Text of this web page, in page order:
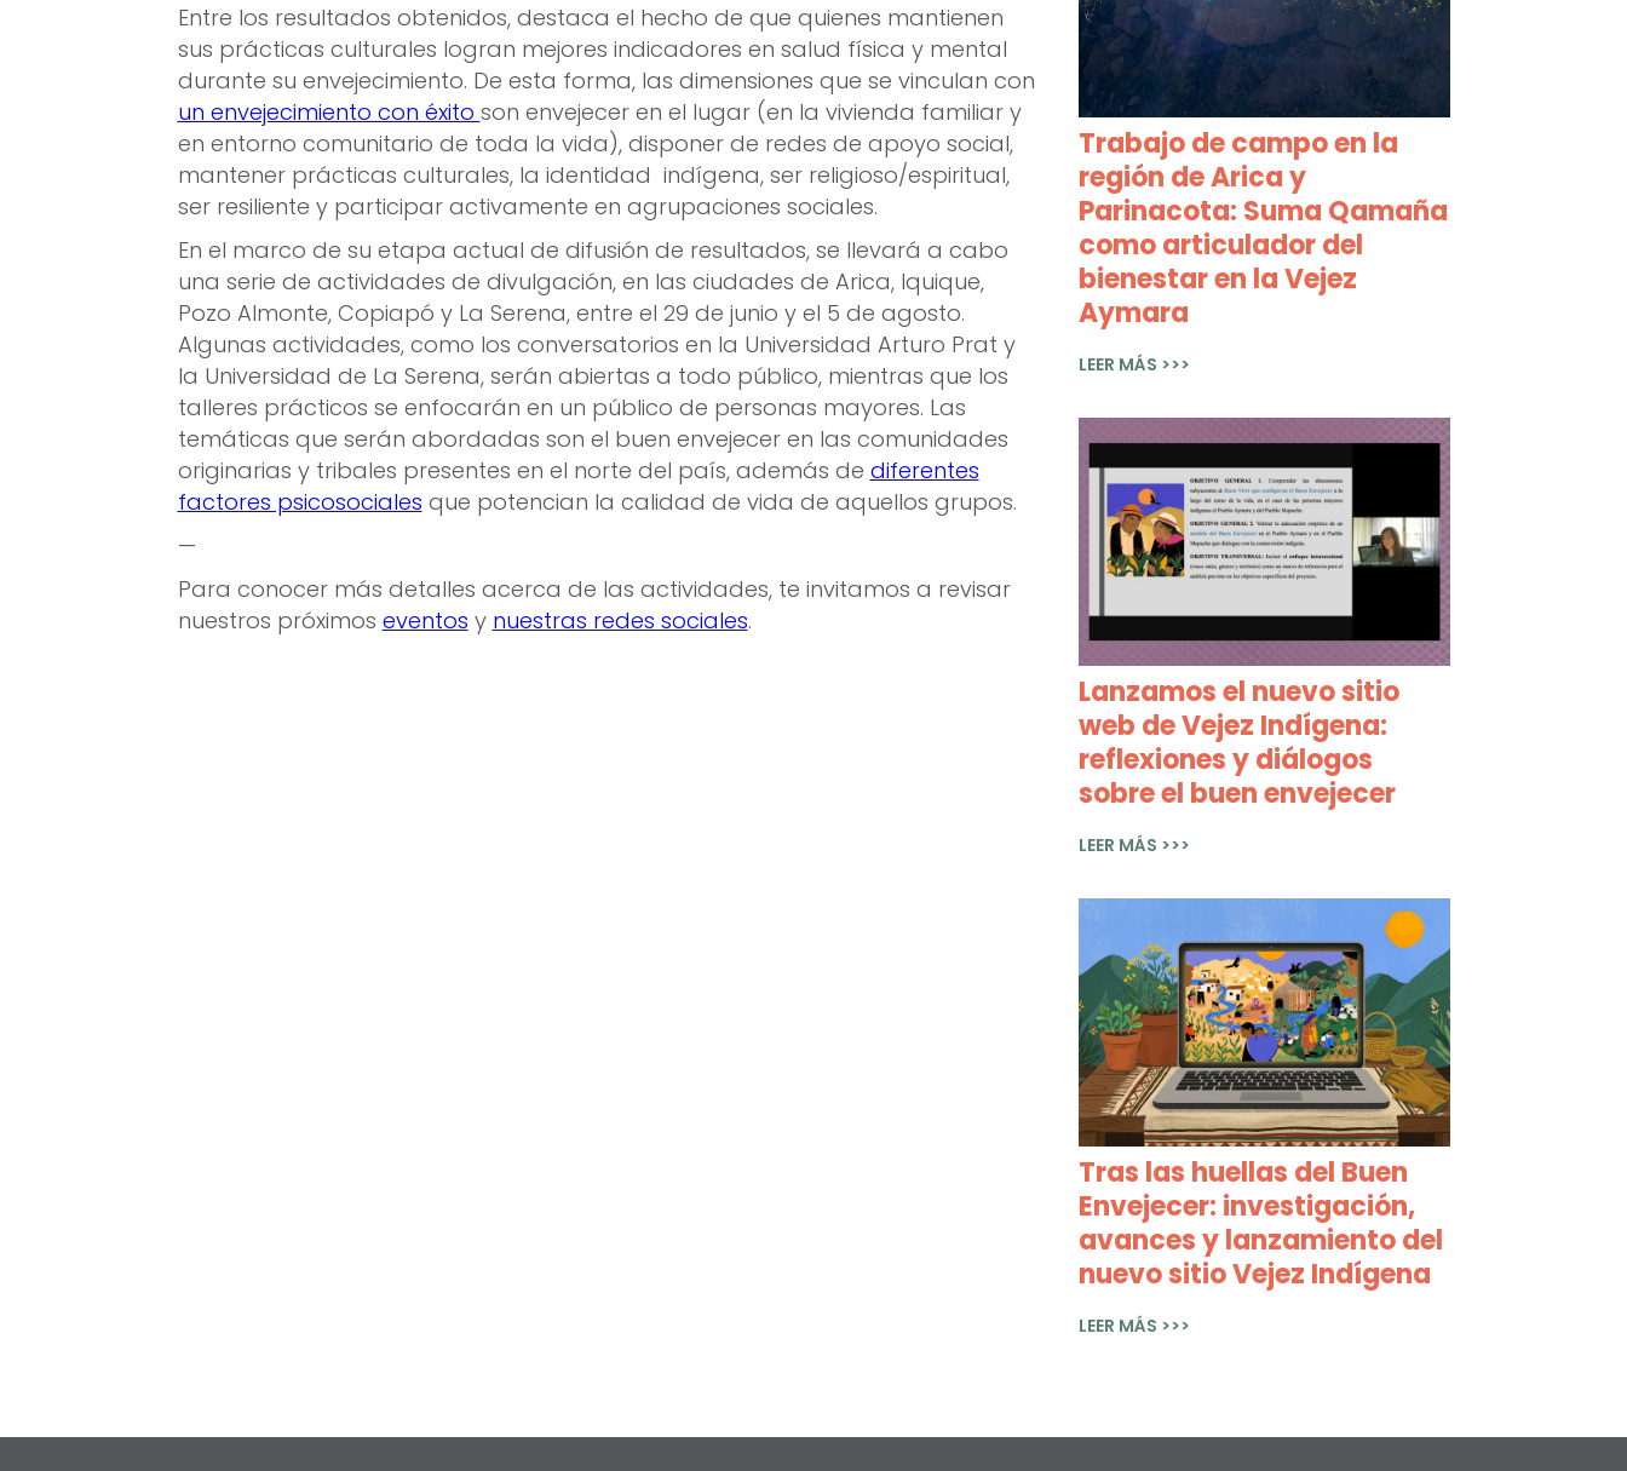
Entre los resultados obtenidos, destaca el hecho de que quienes mantienen
sus prácticas culturales logran mejores indicadores en salud física y mental
durante su envejecimiento. De esta forma, las dimensiones que se vinculan con
un envejecimiento con éxito son envejecer en el lugar (en la vivienda familiar y
en entorno comunitario de toda la vida), disponer de redes de apoyo social,
mantener prácticas culturales, la identidad indígena, ser religioso/espiritual,
ser resiliente y participar activamente en agrupaciones sociales.
En el marco de su etapa actual de difusión de resultados, se llevará a cabo
una serie de actividades de divulgación, en las ciudades de Arica, Iquique,
Pozo Almonte, Copiapó y La Serena, entre el 29 de junio y el 5 de agosto.
Algunas actividades, como los conversatorios en la Universidad Arturo Prat y
la Universidad de La Serena, serán abiertas a todo público, mientras que los
talleres prácticos se enfocarán en un público de personas mayores. Las
temáticas que serán abordadas son el buen envejecer en las comunidades
originarias y tribales presentes en el norte del país, además de diferentes
factores psicosociales que potencian la calidad de vida de aquellos grupos.
—
Para conocer más detalles acerca de las actividades, te invitamos a revisar
nuestros próximos eventos y nuestras redes sociales.
Trabajo de campo en la
región de Arica y
Parinacota: Suma Qamaña
como articulador del
bienestar en la Vejez
Aymara
LEER MÁS >>>
Lanzamos el nuevo sitio
web de Vejez Indígena:
reflexiones y diálogos
sobre el buen envejecer
LEER MÁS >>>
Tras las huellas del Buen
Envejecer: investigación,
avances y lanzamiento del
nuevo sitio Vejez Indígena
LEER MÁS >>>